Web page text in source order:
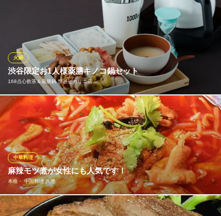
多くのお客様に人気で、多数のメディアでも取り上げられている
当店一押し『台湾式火鍋』!! コース料理・単品料理ともにお楽し
み頂けます。一番人気は『2色火鍋』2人前5000円。『沙茶火鍋』
『麻辣海鮮火鍋』の2種類の鍋が一度に味わえるお得な鍋となって
おります。また、新作！自家製発酵白菜の「酸菜白肉鍋」も健康
的に旨い
台湾料理 故宮 渋谷
台湾屋台料理と火鍋の店
ＪＲ渋谷駅ハチ公出口 徒歩5分
東京都渋谷区道玄坂2-23-13 渋谷デリータワー4F
渋谷限定お1人様薬膳キノコ鍋セット
168点心飲茶＆薬膳鍋 渋谷ヒカリエ店
火鍋
「御膳房」で人気の薬膳キノコ火鍋をお1人様でも気軽に楽しめる
ように素材やスープをより厳選し、手軽にお楽しみいただける価
格で、渋谷ヒカリエ店の限定メニューとしてご提供します。本場
中国雲南省では、昔から女性のお肌によい食べ物として女性に
「たべるエステ」との愛称で親しまれています。
168点心飲茶＆薬膳鍋 渋谷ヒカリエ店
中国雲南料理キノコ火鍋
東急田園都市線渋谷駅 徒歩1分
東京都渋谷区渋谷2-21-1 ヒカリエ6F
麻辣モツ煮が女性にも人気です！
本格・ 中国料理 八虎
中華料理
麻婆豆腐や麻辣モツ煮込み、ランチ限定の渋谷店看板メニューの